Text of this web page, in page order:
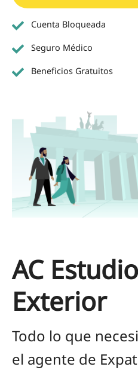
Cuenta Bloqueada
Seguro Médico
Beneficios Gratuitos
AC
Exterior
Todo lo que
el agente de